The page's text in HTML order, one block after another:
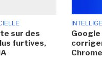
sur des
furtives,
Google
Chrome